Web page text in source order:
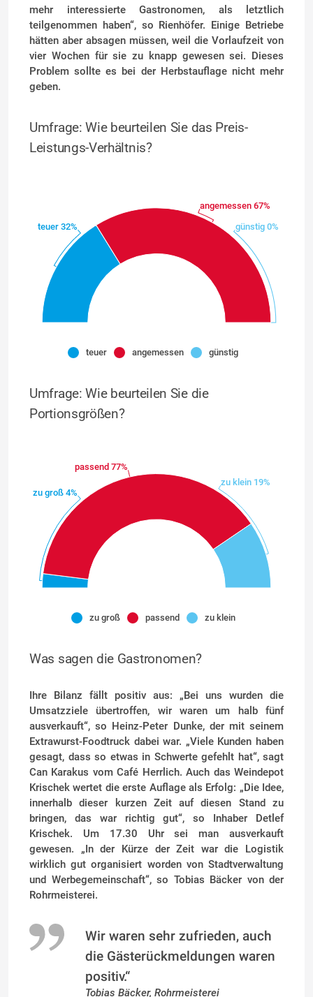
mehr interessierte Gastronomen, als letztlich
teilgenommen haben“, so Rienhöfer. Einige Betriebe
hätten aber absagen müssen, weil die Vorlaufzeit von
vier Wochen für sie zu knapp gewesen sei. Dieses
Problem sollte es bei der Herbstauflage nicht mehr
geben.
Umfrage: Wie beurteilen Sie das Preis-
Leistungs-Verhältnis?
teuer 32%
angemessen 67%
günstig 0%
teuer angemessen günstig
Umfrage: Wie beurteilen Sie die
Portionsgrößen?
zu groß 4%
passend 77%
zu klein 19%
zu groß passend zu klein
Was sagen die Gastronomen?
Ihre Bilanz fällt positiv aus: „Bei uns wurden die
Umsatzziele übertroffen, wir waren um halb fünf
ausverkauft“, so Heinz-Peter Dunke, der mit seinem
Extrawurst-Foodtruck dabei war. „Viele Kunden haben
gesagt, dass so etwas in Schwerte gefehlt hat“, sagt
Can Karakus vom Café Herrlich. Auch das Weindepot
Krischek wertet die erste Auflage als Erfolg: „Die Idee,
innerhalb dieser kurzen Zeit auf diesen Stand zu
bringen, das war richtig gut“, so Inhaber Detlef
Krischek. Um 17.30 Uhr sei man ausverkauft
gewesen. „In der Kürze der Zeit war die Logistik
wirklich gut organisiert worden von Stadtverwaltung
und Werbegemeinschaft“, so Tobias Bäcker von der
Rohrmeisterei.
Wir waren sehr zufrieden, auch
die Gästerückmeldungen waren
positiv.“
Tobias Bäcker, Rohrmeisterei